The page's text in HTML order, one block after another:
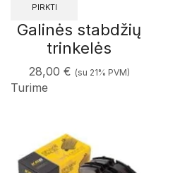
PIRKTI
Galinės stabdžių
trinkelės
28,00 € (su 21% PVM)
Turime